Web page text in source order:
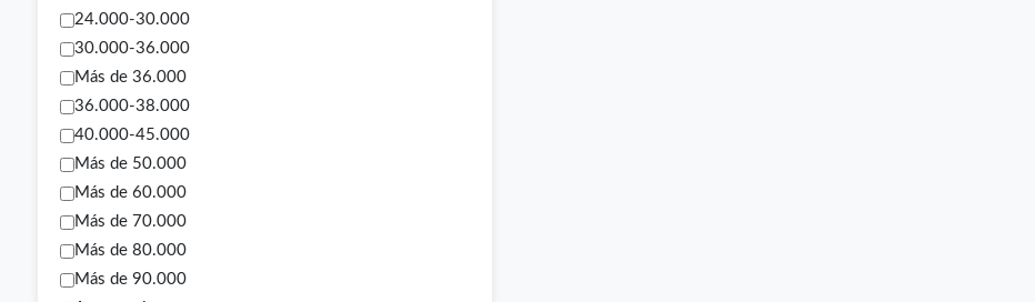
24.000-30.000
30.000-36.000
Más de 36.000
36.000-38.000
40.000-45.000
Más de 50.000
Más de 60.000
Más de 70.000
Más de 80.000
Más de 90.000